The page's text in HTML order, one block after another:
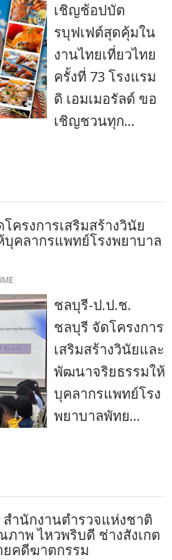
เชิญช้อปบัต
รบุฟเฟต์สุดคุ้มใน
งานไทยเที่ยวไทย
ครั้งที่ 73 โรงแรม
ดิ เอมเมอรัลด์ ขอ
เชิญชวนทุก…
ครงการเสริมสร้างวินัย
คลากรแพทย์โรงพยาบาล
ชลบุรี-ป.ป.ช.
ชลบุรี จัดโครงการ
เสริมสร้างวินัยและ
พัฒนาจริยธรรมให้
บุคลากรแพทย์โรง
พยาบาลพัทย…
ำนักงานตำรวจแห่งชาติ
าพ ไหวพริบดี ช่างสังเกต
คดีฆาตกรรม